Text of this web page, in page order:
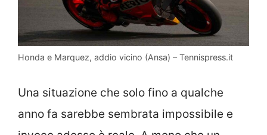
Honda e Marquez, addio vicino (Ansa) – Tennispress.it
Una situazione che solo fino a qualche
anno fa sarebbe sembrata impossibile e